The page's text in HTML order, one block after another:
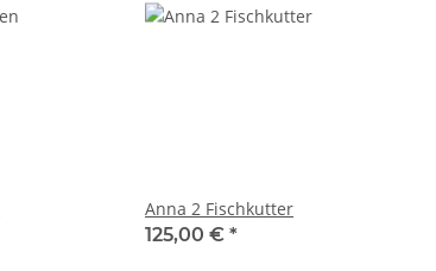
Anna 2 Fischkutter
125,00 € *